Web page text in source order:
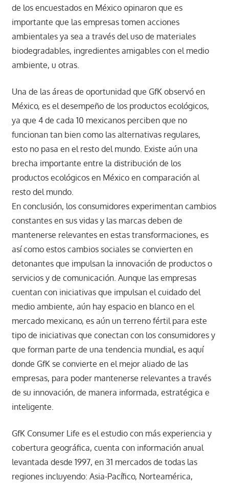
de los encuestados en México opinaron que es
importante que las empresas tomen acciones
ambientales ya sea a través del uso de materiales
biodegradables, ingredientes amigables con el medio
ambiente, u otras.
Una de las áreas de oportunidad que GfK observó en
México, es el desempeño de los productos ecológicos,
ya que 4 de cada 10 mexicanos perciben que no
funcionan tan bien como las alternativas regulares,
esto no pasa en el resto del mundo. Existe aún una
brecha importante entre la distribución de los
productos ecológicos en México en comparación al
resto del mundo.
En conclusión, los consumidores experimentan cambios
constantes en sus vidas y las marcas deben de
mantenerse relevantes en estas transformaciones, es
así como estos cambios sociales se convierten en
detonantes que impulsan la innovación de productos o
servicios y de comunicación. Aunque las empresas
cuentan con iniciativas que impulsan el cuidado del
medio ambiente, aún hay espacio en blanco en el
mercado mexicano, es aún un terreno fértil para este
tipo de iniciativas que conectan con los consumidores y
que forman parte de una tendencia mundial, es aquí
donde GfK se convierte en el mejor aliado de las
empresas, para poder mantenerse relevantes a través
de su innovación, de manera informada, estratégica e
inteligente.
GfK Consumer Life es el estudio con más experiencia y
cobertura geográfica, cuenta con información anual
levantada desde 1997, en 31 mercados de todas las
regiones incluyendo: Asia-Pacífico, Norteamérica,